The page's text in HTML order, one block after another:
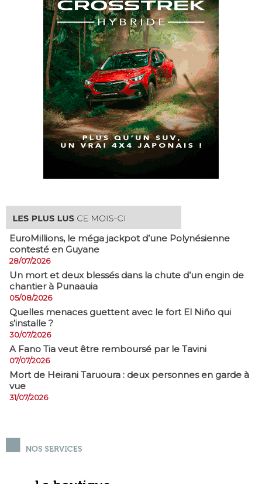
EuroMillions, ​le méga jackpot d’une Polynésienne
contesté en Guyane
28/07/2026
​Un mort et deux blessés dans la chute d’un engin de
chantier à Punaauia
05/08/2026
Quelles menaces guettent avec le fort El Niño qui
s’installe ?
30/07/2026
A Fano Tia veut être remboursé par le Tavini
07/07/2026
Mort de Heirani Taruoura : deux personnes en garde à
vue
31/07/2026